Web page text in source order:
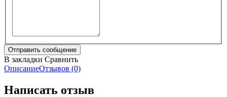
В закладки Сравнить
ОписаниеОтзывов (0)
Написать отзыв